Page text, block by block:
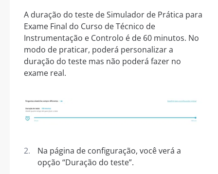
A duração do teste de Simulador de Prática para
Exame Final do Curso de Técnico de
Instrumentação e Controlo é de 60 minutos. No
modo de praticar, poderá personalizar a
duração do teste mas não poderá fazer no
exame real.
Na página de configuração, você verá a
opção “Duração do teste”.